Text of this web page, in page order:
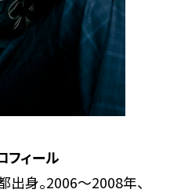
フィール
身。2006～2008年、